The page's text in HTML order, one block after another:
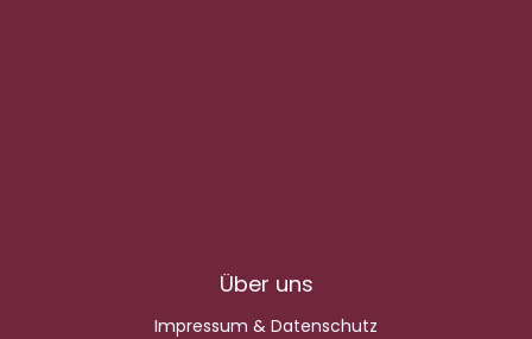
Über uns
Impressum & Datenschutz